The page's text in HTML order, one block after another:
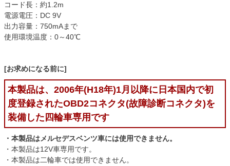
コード長：約1.2m
電源電圧：DC 9V
出力容量：750mAまで
使用環境温度：0～40℃
[お求めになる前に]
本製品は、2006年(H18年)1月以降に日本国内で初
度登録されたOBD2コネクタ(故障診断コネクタ)を
装備した四輪車専用です
・本製品はメルセデスベンツ車には使用できません。
・本製品は12V車専用です。
・本製品は二輪車では使用できません。